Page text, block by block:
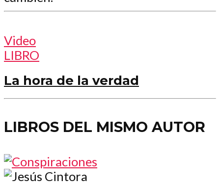
Video
LIBRO
La hora de la verdad
LIBROS DEL MISMO AUTOR